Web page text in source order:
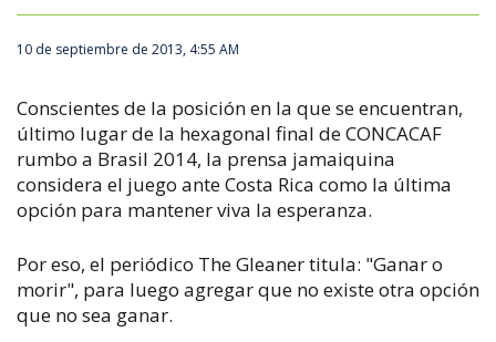
10 de septiembre de 2013, 4:55 AM
Conscientes de la posición en la que se encuentran,
último lugar de la hexagonal final de CONCACAF
rumbo a Brasil 2014, la prensa jamaiquina
considera el juego ante Costa Rica como la última
opción para mantener viva la esperanza.
Por eso, el periódico The Gleaner titula: "Ganar o
morir", para luego agregar que no existe otra opción
que no sea ganar.